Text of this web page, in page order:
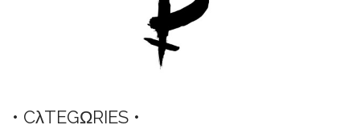
• CλTEGΩRIES •